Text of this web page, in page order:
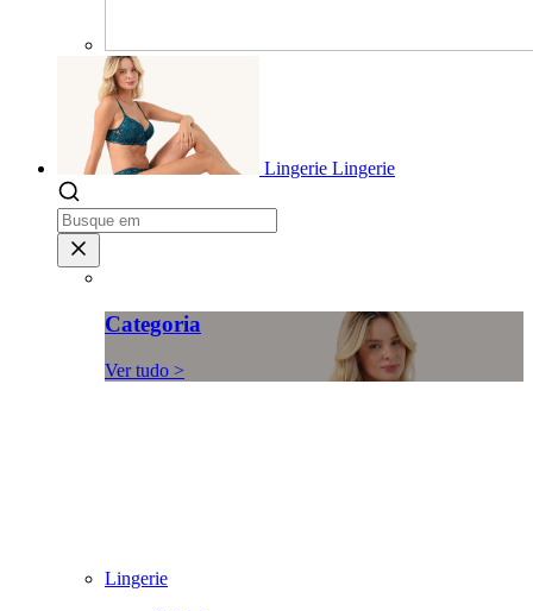
Lingerie Lingerie
Categoria
Ver tudo >
Lingerie